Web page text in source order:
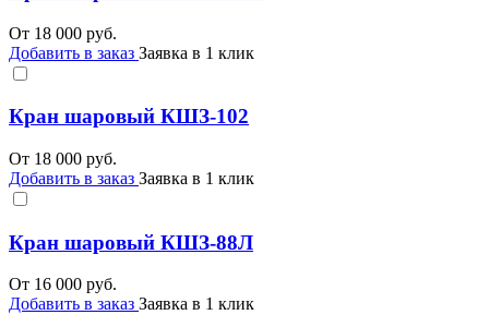
От 18 000 руб.
Добавить в заказ Заявка в 1 клик
Кран шаровый КШЗ-102
От 18 000 руб.
Добавить в заказ Заявка в 1 клик
Кран шаровый КШЗ-88Л
От 16 000 руб.
Добавить в заказ Заявка в 1 клик